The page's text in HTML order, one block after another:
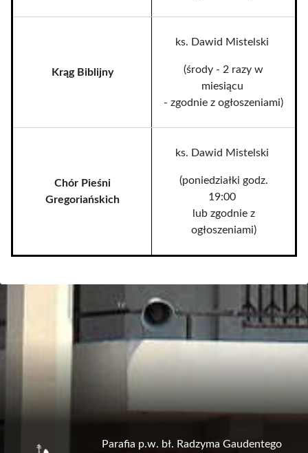
Krąg Biblijny
ks. Dawid Mistelski
(środy - 2 razy w
miesiącu
- zgodnie z ogłoszeniami)
Chór Pieśni
Gregoriańskich
ks. Dawid Mistelski
(poniedziałki godz.
19:00
lub zgodnie z
ogłoszeniami)
Parafia p.w. bł. Radzyma Gaudentego